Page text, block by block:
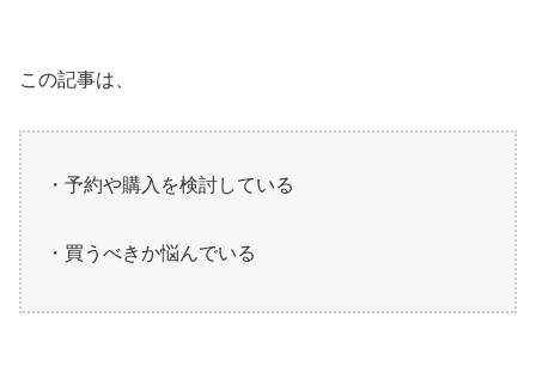
この記事は、
・予約や購入を検討している
・買うべきか悩んでいる